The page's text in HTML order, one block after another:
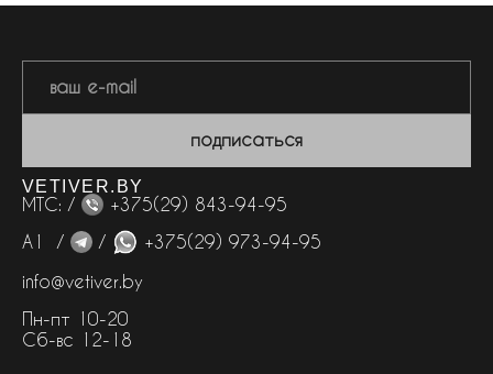
подписаться
VETIVER.BY
МТС: /
+375(29) 843-94-95
А1 /
/
+375(29) 973-94-95
info@vetiver.by
Пн-пт 10-20
Сб-вс 12-18